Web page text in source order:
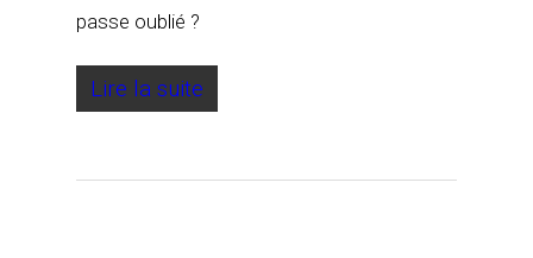
passe oublié ?
Lire la suite